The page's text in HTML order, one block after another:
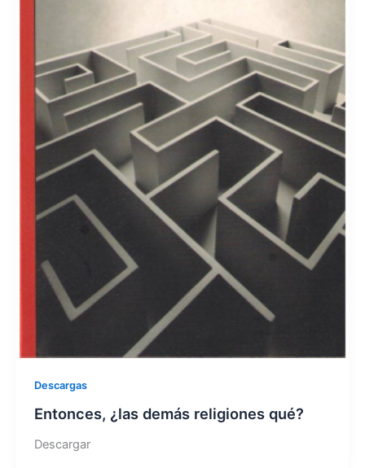
Descargas
Entonces, ¿las demás religiones qué?
Descargar